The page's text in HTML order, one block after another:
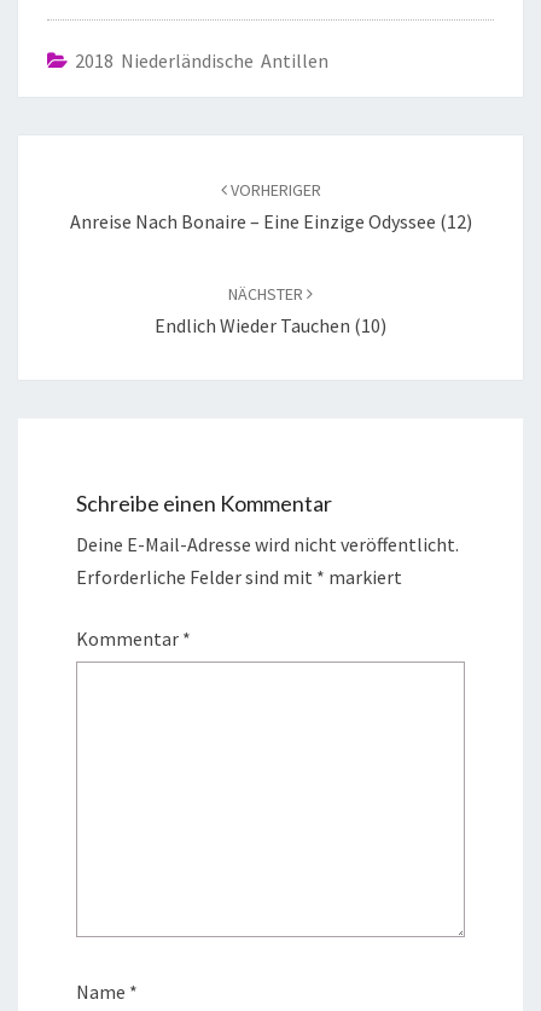
2018 Niederländische Antillen
VORHERIGER
Anreise Nach Bonaire – Eine Einzige Odyssee (12)
NÄCHSTER
Endlich Wieder Tauchen (10)
Schreibe einen Kommentar
Deine E-Mail-Adresse wird nicht veröffentlicht.
Erforderliche Felder sind mit * markiert
Kommentar *
Name *